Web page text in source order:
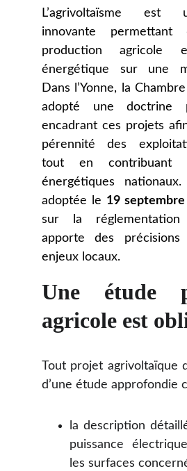
L’agrivoltaïsme est
innovante permettant
production agricole
énergétique sur une
Dans l’Yonne, la
adopté une doctrine
encadrant ces projets
pérennité des
tout en contribuant
énergétiques
adoptée le 19
sur la
apporte des précisions
enjeux locaux.
Une étude
agricole est
Tout projet agrivoltaïque
d’une étude approfondie
la description
puissance
les surfaces